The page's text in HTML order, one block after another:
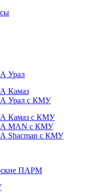
Урал
Камаз
Урал с КМУ
Камаз с КМУ
MAN с КМУ
Shacman с КМУ
ПАРМ